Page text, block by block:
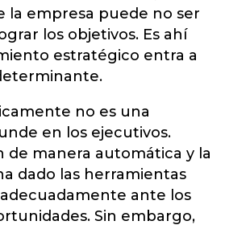
la empresa puede no ser
los objetivos. Es ahí
estratégico entra a
no es una
en los ejecutivos.
de manera automática y la
dado las herramientas
ante los
Sin embargo,